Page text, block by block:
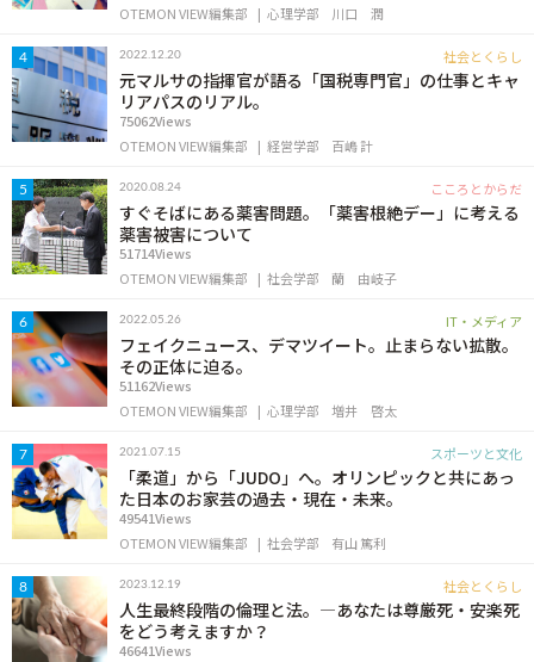
OTEMON VIEW編集部
心理学部 川口 潤
4 2022.12.20 社会とくらし
元マルサの指揮官が語る「国税専門官」の仕事とキャ
リアパスのリアル。
75062Views
OTEMON VIEW編集部
経営学部 百嶋 計
5 2020.08.24 こころとからだ
すぐそばにある薬害問題。「薬害根絶デー」に考える
薬害被害について
51714Views
OTEMON VIEW編集部
社会学部 蘭 由岐子
6 2022.05.26 IT・メディア
フェイクニュース、デマツイート。止まらない拡散。
その正体に迫る。
51162Views
OTEMON VIEW編集部
心理学部 増井 啓太
7 2021.07.15 スポーツと文化
「柔道」から「JUDO」へ。オリンピックと共にあっ
た日本のお家芸の過去・現在・未来。
49541Views
OTEMON VIEW編集部
社会学部 有山 篤利
8 2023.12.19 社会とくらし
人生最終段階の倫理と法。―あなたは尊厳死・安楽死
をどう考えますか？
46641Views